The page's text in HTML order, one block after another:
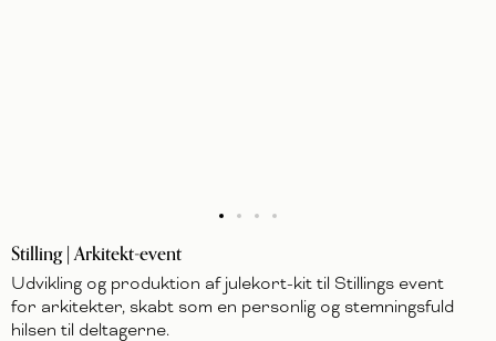
Stilling | Arkitekt-event
Udvikling og produktion af julekort-kit til Stillings event
for arkitekter, skabt som en personlig og stemningsfuld
hilsen til deltagerne.